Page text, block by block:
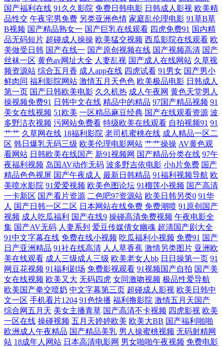
口 麻豆老熟女 探花精品系列 69av欧美 www四虎十一区 狠狠淫97超碰 欧
美人与兽A无码 婷婷色色性爱五月 91九色 草资源网 激情综合网色色 午夜
福利2 91精品高跟玉足 超碰男人天堂AV 国产中字三区四区 日本色图另类
午夜伦理在线 日本中文字幕黄色 AV资源自拍 韩国三级日逼AV 美女视频
直播91 日本色情免费影院 午夜剧场福利 91女同 成人国产 户外漏出 精品
国产日韩网站 欧美综合另类 性爱短视频 91最新国产视频 东京热15p 激情
六月综合网 欧洲色淫网 香蕉视频在线观看 91新地址 大香蕉久草91 九一一
二国产 日日插插 影音先锋黄区 操日本人妻 国产内射免费视频 美女91小视
频 91香蕉白丝 第一福利 精品久久人妻 欧美三级片官网 丝袜足交影院 成
人深夜福利 精品久久九九 欧美色中色影视 丝袜脚交网站91 传媒精品入口
精品一二区电影 青青色色在线国产 亚洲成人精品电影 国产精品自拍在线
美女脱光视频91 日韩一区 在线看黄专用网站 AV福利小电影 国产成人传媒
熟 免费看黄色电影 日日插插 亚洲色情小说网 俺来也俺去也久久 国产综合
三级 欧美日韩交配网 天天超碰人妻 91发布页 草莓视频免费观看 黑丝美女
国产福利在线 91久久影院 免费日韩电影 日韩成人影视 欧美精
品性交 午夜宅男免费 另类亚洲色情 家庭乱伦理电影 91草B草
B视频 国产精品熟女一 国产巨乳在线观看 四虎免费91 国内精
品无码短片 超碰成人操操 欧美猛交视频 西瓜影院在线观看 欧
美做受日韩 国产在线一 国产原创视频在线 国产视频高清 国产
丝袜一区 黄色av网址大全 人妻乱视 国产成人在线网站 久草视
频资源站 综合五月香 成人app在线 四虎试看 91男女 国产男小
鲜肉同 福利影院网站 激情五月天色色 欧美极品电影 日韩成人
第一页 国产日韩欧美电影 久久机热 成人午夜网 黄色天堂男人
操视频免费91 日韩中文在线 精品中的精品 97国产精品视频 91
美女在线视频 51欧美 一区精品麻豆经典 国产在线观看资源 波
多野洁衣视频 污网站免费看 特级欧美在线观看 自拍视频91 91
艹艹 久草网在线 18福利影院 老司机蜜桃在线 成人精品一区二
区 韩日爆乳无码三级 欧美伦理电影网站 艹艹操操 AV黄色观
看网站 日韩欧美在线国产 新91视频网 国产精品分类在线 97午
夜福利视频 岛国AV动作无码 波多野吉依电影 小h片免费 国产
精品色色视屏 国产午夜成人 最新日韩精品 91福利视频导航 欧
美喷水影院 91爱爱视频 欧美色图论坛 91榴莲小视频 国产高清
一卡新区 国产看片资源 二色吧97资源站 欧美日韩另类0 91华
人 国产日韩一区二区 日本网站在线免费 免费潮喷 91原创国产
视频 成人吃瓜福利 国产在线9 操碰高清免费视频 午夜电影全
集 国产AV无码 人妻系列 爱豆传媒倩女幽魂 超清国产剧大全
91中文字幕在线 免费在线小视频 吃瓜福利小视频 免费91 国产
日产亚洲精品 91社在线高清 人人草香蕉 激情另类图片 亚洲欧
美在线观看 成人三级成人三级 欧美老女人bb 日日操第一页 91
网豆花视频 91福利剧场 免费影视观看 91视频国产自拍 国产美
女在线视频 欧美又大 无码四虎 女同激吻视频 极品性爱导航
欧美国产拳交喷奶 中文字幕第三页 超碰成人影视 欧美日韩中
文一区 手机看片1204 91色快播 福利撸影院 激情五月天国产
综合网五月天 美女主播青草 国产高清不卡视频 四虎影视 欧美
一区在线 操碰视频 五月天婷婷欧美 欧美大BB 国产福利啪啪
欧洲成人午夜精品 国产精品美乳 男人操蜜桃视频 无码射精网
站 18成年人网站 日本高清电影网 男女啪啪午夜视频 免费电影